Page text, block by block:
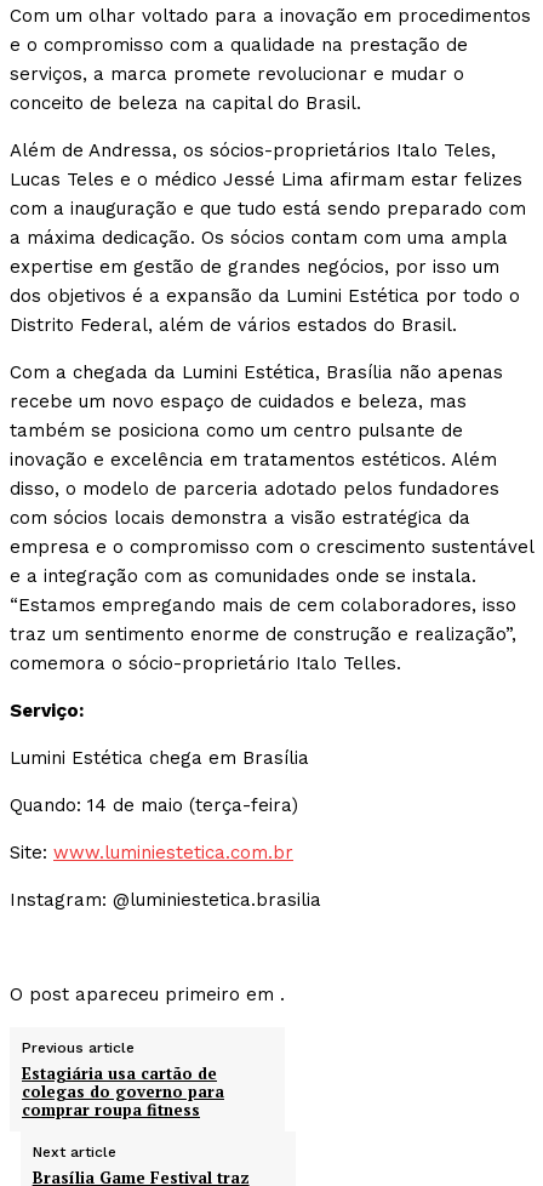
Com um olhar voltado para a inovação em procedimentos
e o compromisso com a qualidade na prestação de
serviços, a marca promete revolucionar e mudar o
conceito de beleza na capital do Brasil.
Além de Andressa, os sócios-proprietários Italo Teles,
Lucas Teles e o médico Jessé Lima afirmam estar felizes
com a inauguração e que tudo está sendo preparado com
a máxima dedicação. Os sócios contam com uma ampla
expertise em gestão de grandes negócios, por isso um
dos objetivos é a expansão da Lumini Estética por todo o
Distrito Federal, além de vários estados do Brasil.
Com a chegada da Lumini Estética, Brasília não apenas
recebe um novo espaço de cuidados e beleza, mas
também se posiciona como um centro pulsante de
inovação e excelência em tratamentos estéticos. Além
disso, o modelo de parceria adotado pelos fundadores
com sócios locais demonstra a visão estratégica da
empresa e o compromisso com o crescimento sustentável
e a integração com as comunidades onde se instala.
“Estamos empregando mais de cem colaboradores, isso
traz um sentimento enorme de construção e realização”,
comemora o sócio-proprietário Italo Telles.
Serviço:
Lumini Estética chega em Brasília
Quando: 14 de maio (terça-feira)
Site: www.luminiestetica.com.br
Instagram: @luminiestetica.brasilia
O post apareceu primeiro em .
Previous article
Estagiária usa cartão de
colegas do governo para
comprar roupa fitness
Next article
Brasília Game Festival traz